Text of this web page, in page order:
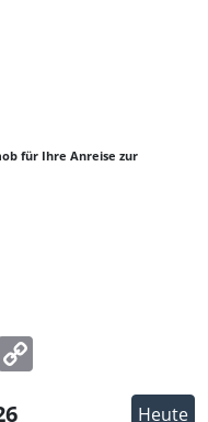
für Ihre Anreise zur
Heute